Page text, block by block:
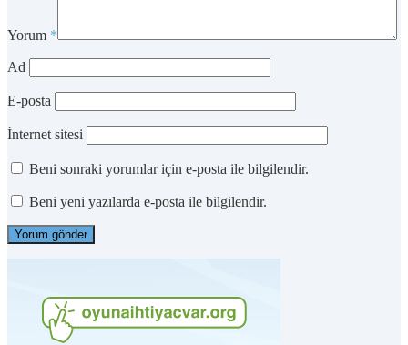
Yorum *
Ad
E-posta
İnternet sitesi
Beni sonraki yorumlar için e-posta ile bilgilendir.
Beni yeni yazılarda e-posta ile bilgilendir.